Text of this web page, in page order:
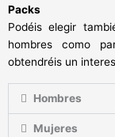
Packs
Podéis elegir
hombres como
obtendréis un
Hombres
Mujeres